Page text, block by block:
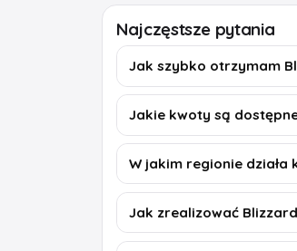
Najczęstsze pytania
Jak szybko otrzymam
Jakie kwoty są
W jakim regionie działa
Jak zrealizować